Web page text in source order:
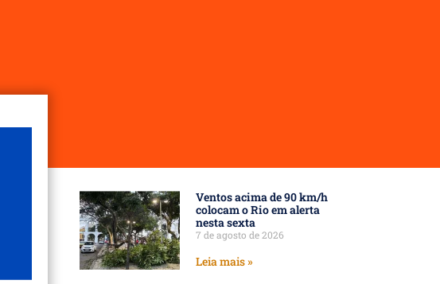
Ventos acima de 90 km/h
colocam o Rio em alerta
nesta sexta
7 de agosto de 2026
Leia mais »